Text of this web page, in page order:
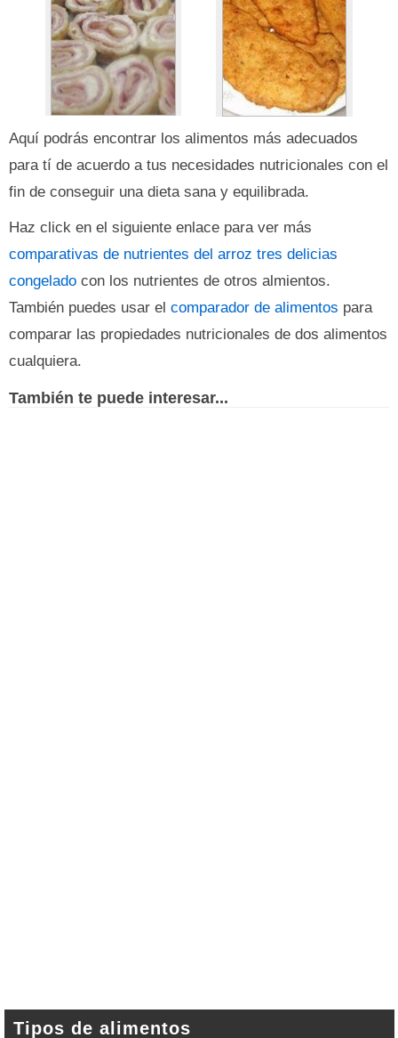
Aquí podrás encontrar los alimentos más adecuados
para tí de acuerdo a tus necesidades nutricionales con el
fin de conseguir una dieta sana y equilibrada.
Haz click en el siguiente enlace para ver más
comparativas de nutrientes del arroz tres delicias
congelado con los nutrientes de otros almientos.
También puedes usar el comparador de alimentos para
comparar las propiedades nutricionales de dos alimentos
cualquiera.
También te puede interesar...
Tipos de alimentos